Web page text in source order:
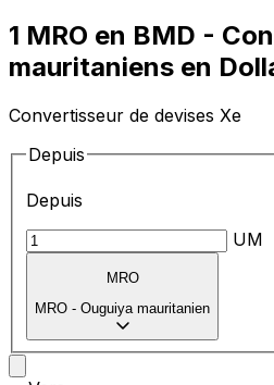
1 MRO en BMD -
mauritaniens en
Convertisseur de devises Xe
Depuis
Depuis
UM
MRO
MRO - Ouguiya mauritanien